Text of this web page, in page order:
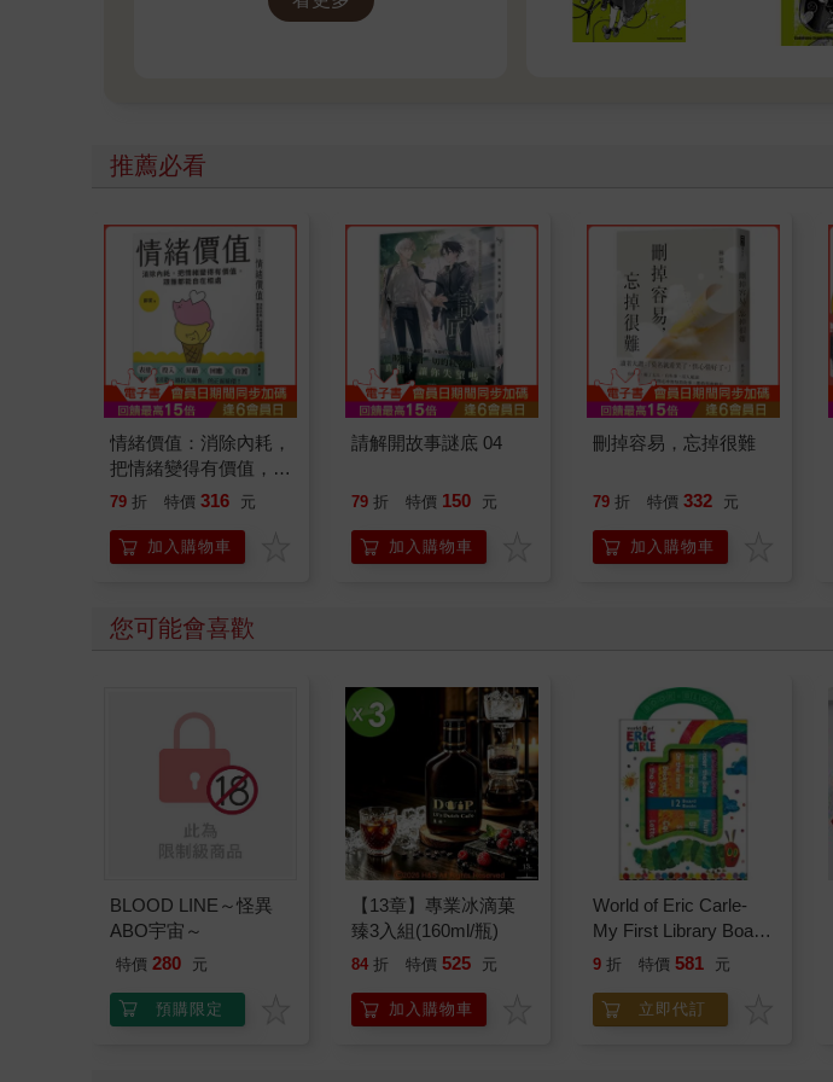
推薦必看
情緒價值：消除內耗，
把情緒變得有價值，跟
誰都能自在相處
79 折 特價 316 元
加入購物車
請解開故事謎底 04
79 折 特價 150 元
加入購物車
刪掉容易，忘掉很難
79 折 特價 332 元
加入購物車
您可能會喜歡
BLOOD LINE～怪異
ABO宇宙～
特價 280 元
預購限定
【13章】專業冰滴菓
臻3入組(160ml/瓶)
84 折 特價 525 元
加入購物車
World of Eric Carle-
My First Library Board
Book Block Set
9 折 特價 581 元
立即代訂